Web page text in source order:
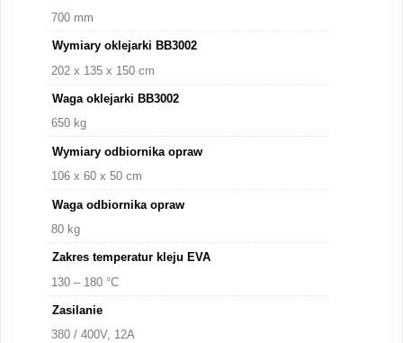
700 mm
Wymiary oklejarki BB3002
202 x 135 x 150 cm
Waga oklejarki BB3002
650 kg
Wymiary odbiornika opraw
106 x 60 x 50 cm
Waga odbiornika opraw
80 kg
Zakres temperatur kleju EVA
130 – 180 °C
Zasilanie
380 / 400V, 12A